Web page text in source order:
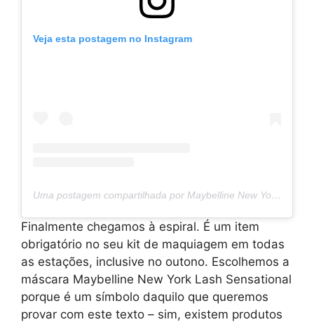
Veja esta postagem no Instagram
Uma postagem compartilhada por Maybelline New York (@maybelline)
Finalmente chegamos à espiral. É um item
obrigatório no seu kit de maquiagem em todas
as estações, inclusive no outono. Escolhemos a
máscara Maybelline New York Lash Sensational
porque é um símbolo daquilo que queremos
provar com este texto – sim, existem produtos